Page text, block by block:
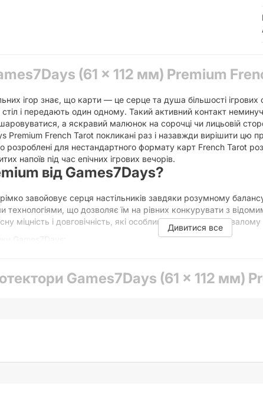
(61 x 112 мм) Premium
ігор знає, що карти — це серце та душа більшості ігрових
і передають один одному. Такий активний контакт
а яскравий малюнок на сорочці чи лицьовій
Premium French Tarot покликані раз і назавжди вирішити цю
розроблені для нестандартного формату карт French Tarot
напоїв під час епічних ігрових вечорів.
від Games7Days?
завойовує серця настільників завдяки розумному
технологіями, що дозволяє їм на рівних конкурувати з
міцність і довговічність, які особливо помітні при тривалому
високоякісного полімеру гарантує, що кольори та
Завдяки особливому покриттю, карти ідеально ковзають одна
x 112 мм): унікальний розмір для
Дивитися все
Games7Days (61 x 112 мм)